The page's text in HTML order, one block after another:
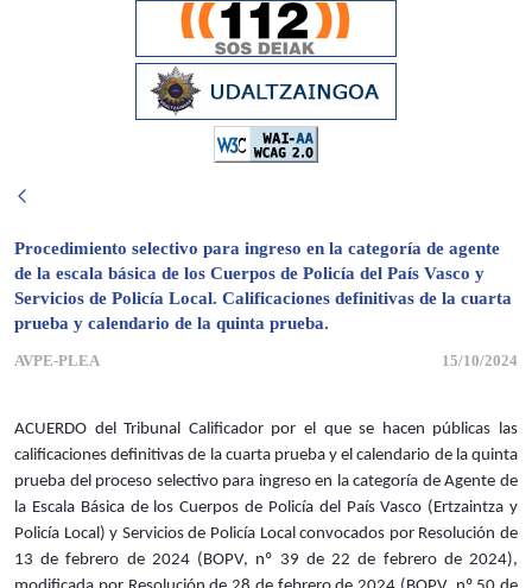
Procedimiento selectivo para ingreso en la categoría de agente
de la escala básica de los Cuerpos de Policía del País Vasco y
Servicios de Policía Local. Calificaciones definitivas de la cuarta
prueba y calendario de la quinta prueba.
AVPE-PLEA 15/10/2024
ACUERDO del Tribunal Calificador por el que se hacen públicas las
calificaciones definitivas de la cuarta prueba y el calendario de la quinta
prueba del proceso selectivo para ingreso en la categoría de Agente de
la Escala Básica de los Cuerpos de Policía del País Vasco (Ertzaintza y
Policía Local) y Servicios de Policía Local convocados por Resolución de
13 de febrero de 2024 (BOPV, nº 39 de 22 de febrero de 2024),